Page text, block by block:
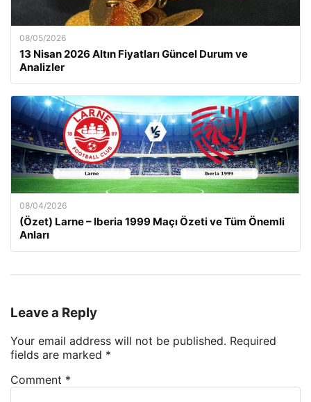
08/05/2026
13 Nisan 2026 Altın Fiyatları Güncel Durum ve
Analizler
08/04/2026
(Özet) Larne – Iberia 1999 Maçı Özeti ve Tüm Önemli
Anları
Leave a Reply
Your email address will not be published. Required
fields are marked *
Comment *